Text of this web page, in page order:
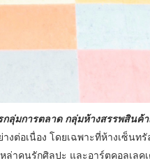
มการตลาด กลุ่มห้างสรรพสินค้า
งต่อเนื่อง โดยเฉพาะที่ห้างเซ็น
าคนรักศิลปะ และอาร์ตคอลเลค